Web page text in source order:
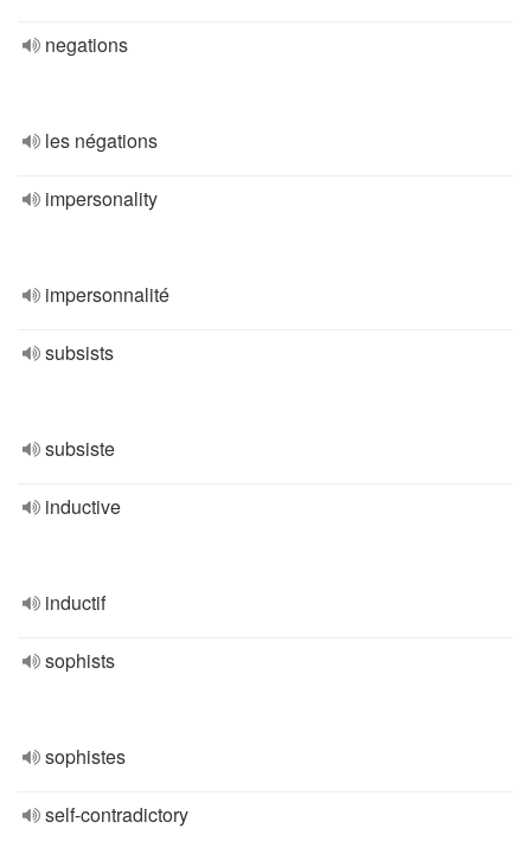
negations
les négations
impersonality
impersonnalité
subsists
subsiste
inductive
inductif
sophists
sophistes
self-contradictory